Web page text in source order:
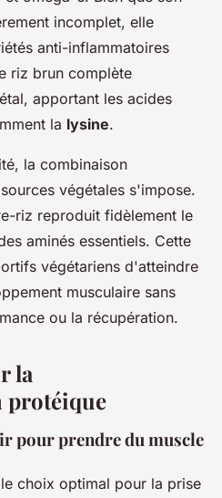
incomplet, elle
anti-inflammatoires
riz brun complète
apportant les acides
la lysine.
la combinaison
végétales s'impose.
riz reproduit fidèlement le
aminés essentiels. Cette
végétariens d'atteindre
musculaire sans
ou la récupération.
la
protéique
pour prendre du muscle
choix optimal pour la prise